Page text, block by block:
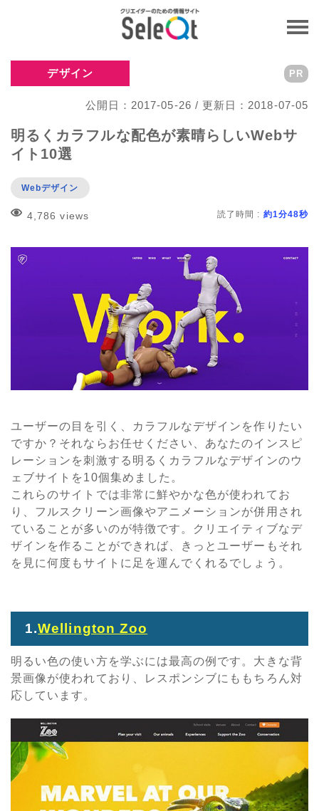
デザイン
公開日：2017-05-26 / 更新日：2018-07-05
PR
明るくカラフルな配色が素晴らしいWebサ
イト10選
Webデザイン
4,786 views 読了時間 : 約1分48秒
ユーザーの目を引く、カラフルなデザインを作りたい
ですか？それならお任せください、あなたのインスピ
レーションを刺激する明るくカラフルなデザインのウ
ェブサイトを10個集めました。
これらのサイトでは非常に鮮やかな色が使われてお
り、フルスクリーン画像やアニメーションが併用され
ていることが多いのが特徴です。クリエイティブなデ
ザインを作ることができれば、きっとユーザーもそれ
を見に何度もサイトに足を運んでくれるでしょう。
1.Wellington Zoo
明るい色の使い方を学ぶには最高の例です。大きな背
景画像が使われており、レスポンシブにももちろん対
応しています。